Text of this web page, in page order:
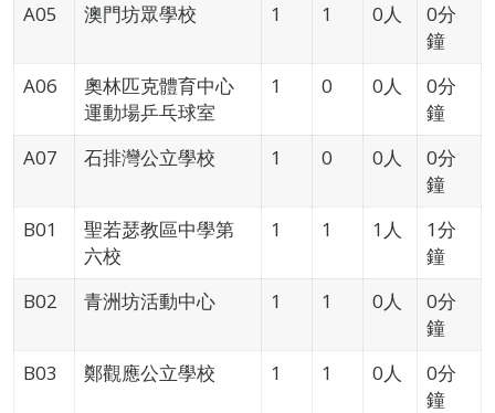
A05
澳門坊眾學校 1 1 0人
0分
鐘
A06
奧林匹克體育中心
運動場乒乓球室
1 0 0人
0分
鐘
A07
石排灣公立學校 1 0 0人
0分
鐘
B01
聖若瑟教區中學第
六校
1 1 1人
1分
鐘
B02
青洲坊活動中心 1 1 0人
0分
鐘
B03
鄭觀應公立學校 1 1 0人
0分
鐘